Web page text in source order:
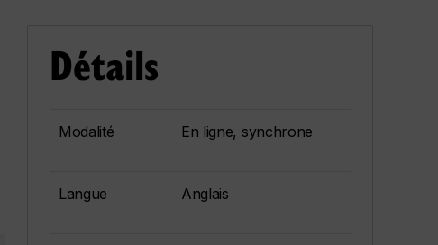
Détails
Modalité En ligne, synchrone
Langue Anglais